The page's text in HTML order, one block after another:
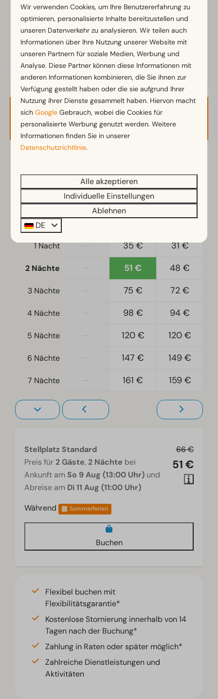
Kein Feuerwerk erlaubt
Stellplatz
Elektrizität in Ampere: 16
Verfügbarkeit und Preis
09-08-2026 Di 11-08-2026
Sa
So
Mo
1 Nacht
— 35 € 31 €
2 Nächte 51 € 48 €
3 Nächte 75 € 72 €
4 Nächte 98 € 94 €
5 Nächte 120 € 120 €
6 Nächte 147 € 149 €
7 Nächte 161 € 159 €
66 €
51 €
Stellplatz Standard
Preis für 2 Gäste, 2 Nächte bei
Ankunft am So 9 Aug (13:00 Uhr) und
Abreise am Di 11 Aug (11:00 Uhr)
Während
Sommerferien
Buchen
Flexibel buchen mit
Flexibilitätsgarantie*
Kostenlose Stornierung innerhalb von 14
Tagen nach der Buchung*
Zahlung in Raten oder später möglich*
Zahlreiche Dienstleistungen und
Aktivitäten
Wir verwenden Cookies, um Ihre Benutzererfahrung zu
optimieren, personalisierte Inhalte bereitzustellen und
unseren Datenverkehr zu analysieren. Wir teilen auch
Informationen über Ihre Nutzung unserer Website mit
unseren Partnern für soziale Medien, Werbung und
Analyse. Diese Partner können diese Informationen mit
anderen Informationen kombinieren, die Sie ihnen zur
Verfügung gestellt haben oder die sie aufgrund Ihrer
Nutzung ihrer Dienste gesammelt haben. Hiervon macht
sichGoogle Gebrauch, wobei die Cookies für
personalisierte Werbung genutzt werden. Weitere
Informationen finden Sie in unserer
Datenschutzrichtlinie.
Alle akzeptieren
Individuelle Einstellungen
Ablehnen
DE